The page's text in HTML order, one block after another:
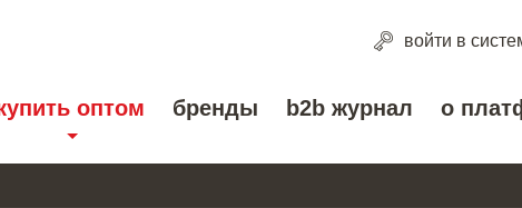
войти в
оптом бренды b2b журнал о